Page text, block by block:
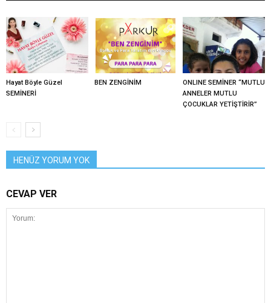
Hayat Böyle Güzel
SEMİNERİ
BEN ZENGİNİM
ONLINE SEMİNER “MUTLU
ANNELER MUTLU
ÇOCUKLAR YETİŞTİRİR”
HENÜZ YORUM YOK
CEVAP VER